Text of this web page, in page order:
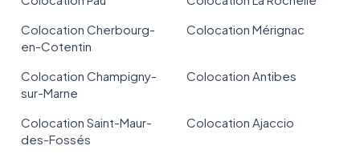
Colocation Cherbourg-
en-Cotentin
Colocation Mérignac
Colocation Champigny-
sur-Marne
Colocation Antibes
Colocation Saint-Maur-
des-Fossés
Colocation Ajaccio